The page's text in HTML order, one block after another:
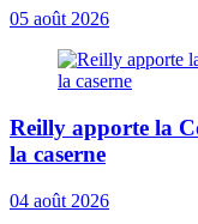
05 août 2026
Reilly apporte la
la caserne
04 août 2026